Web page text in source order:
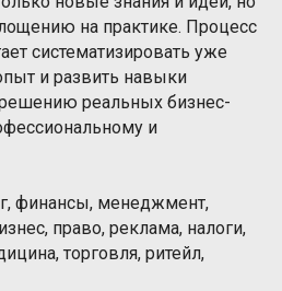
на практике. Процесс
систематизировать уже
и развить навыки
реальных бизнес-
и
финансы, менеджмент,
право, реклама, налоги,
торговля, ритейл,